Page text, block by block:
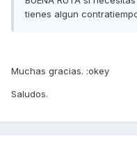
tienes algun
Muchas gracias. :okey
Saludos.